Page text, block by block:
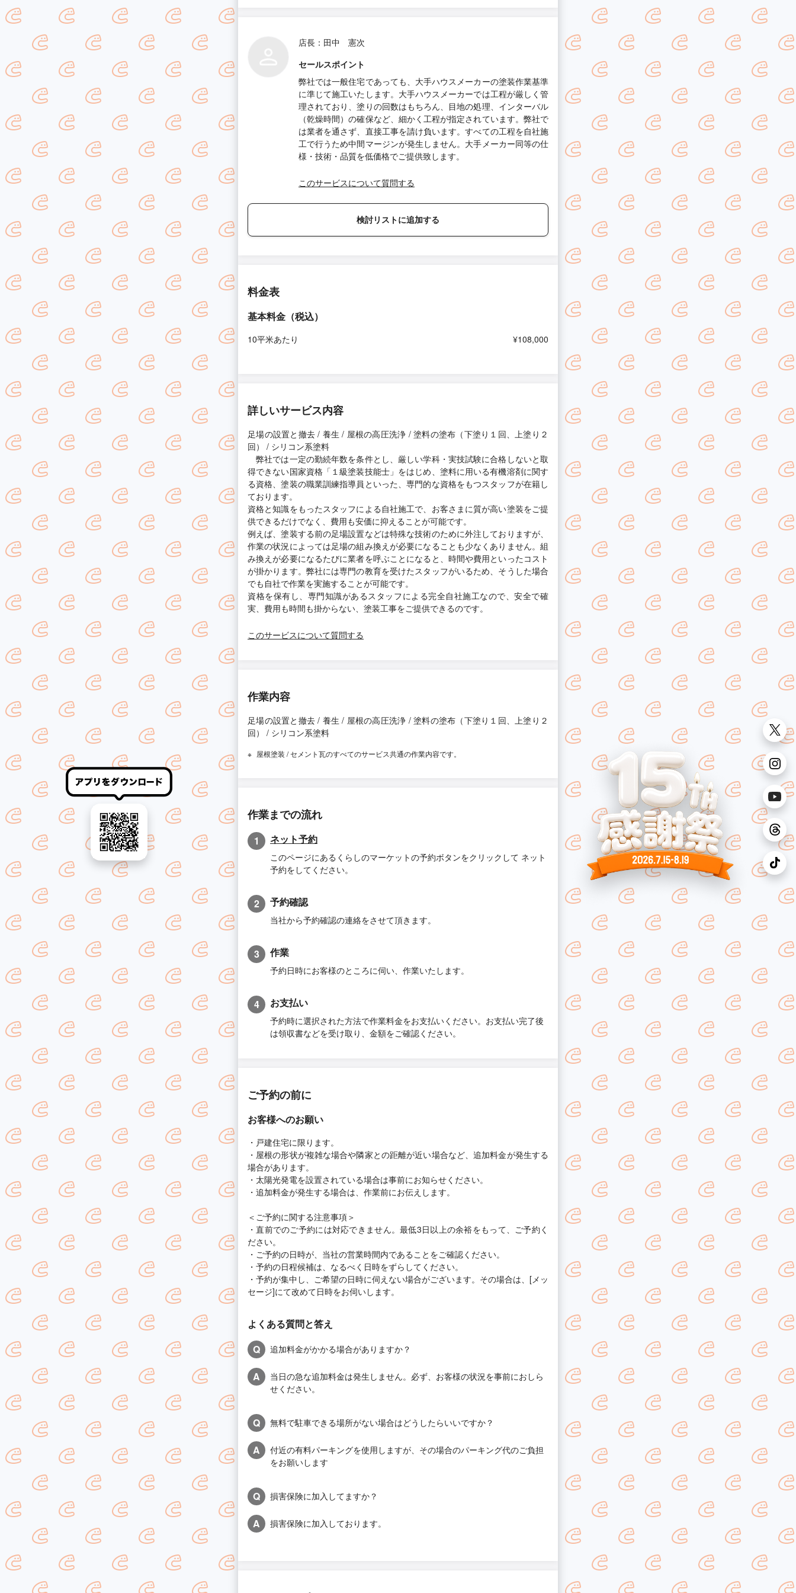
店長：田中 憲次
セールスポイント
弊社では一般住宅であっても、大手ハウスメーカーの塗装作業基準
に準じて施工いたします。大手ハウスメーカーでは工程が厳しく管
理されており、塗りの回数はもちろん、目地の処理、インターバル
（乾燥時間）の確保など、細かく工程が指定されています。弊社で
は業者を通さず、直接工事を請け負います。すべての工程を自社施
工で行うため中間マージンが発生しません。大手メーカー同等の仕
様・技術・品質を低価格でご提供致します。
このサービスについて質問する
検討リストに追加する
料金表
基本料金（税込）
10平米あたり ¥108,000
詳しいサービス内容
足場の設置と撤去 / 養生 / 屋根の高圧洗浄 / 塗料の塗布（下塗り１回、上塗り２
回） / シリコン系塗料
弊社では一定の勤続年数を条件とし、厳しい学科・実技試験に合格しないと取
得できない国家資格「１級塗装技能士」をはじめ、塗料に用いる有機溶剤に関す
る資格、塗装の職業訓練指導員といった、専門的な資格をもつスタッフが在籍し
ております。
資格と知識をもったスタッフによる自社施工で、お客さまに質が高い塗装をご提
供できるだけでなく、費用も安価に抑えることが可能です。
例えば、塗装する前の足場設置などは特殊な技術のために外注しておりますが、
作業の状況によっては足場の組み換えが必要になることも少なくありません。組
み換えが必要になるたびに業者を呼ぶことになると、時間や費用といったコスト
が掛かります。弊社には専門の教育を受けたスタッフがいるため、そうした場合
でも自社で作業を実施することが可能です。
資格を保有し、専門知識があるスタッフによる完全自社施工なので、安全で確
実、費用も時間も掛からない、塗装工事をご提供できるのです。
このサービスについて質問する
作業内容
足場の設置と撤去 / 養生 / 屋根の高圧洗浄 / 塗料の塗布（下塗り１回、上塗り２
回） / シリコン系塗料
屋根塗装 / セメント瓦のすべてのサービス共通の作業内容です。
作業までの流れ
1 ネット予約
このページにあるくらしのマーケットの予約ボタンをクリックして ネット
予約をしてください。
2 予約確認
当社から予約確認の連絡をさせて頂きます。
3 作業
予約日時にお客様のところに伺い、作業いたします。
4 お支払い
予約時に選択された方法で作業料金をお支払いください。お支払い完了後
は領収書などを受け取り、金額をご確認ください。
ご予約の前に
お客様へのお願い
・戸建住宅に限ります。
・屋根の形状が複雑な場合や隣家との距離が近い場合など、追加料金が発生する
場合があります。
・太陽光発電を設置されている場合は事前にお知らせください。
・追加料金が発生する場合は、作業前にお伝えします。
＜ご予約に関する注意事項＞
・直前でのご予約には対応できません。最低3日以上の余裕をもって、ご予約く
ださい。
・ご予約の日時が、当社の営業時間内であることをご確認ください。
・予約の日程候補は、なるべく日時をずらしてください。
・予約が集中し、ご希望の日時に伺えない場合がございます。その場合は、[メッ
セージ]にて改めて日時をお伺いします。
よくある質問と答え
Q
追加料金がかかる場合がありますか？
A
当日の急な追加料金は発生しません。必ず、お客様の状況を事前におしら
せください。
Q 無料で駐車できる場所がない場合はどうしたらいいですか？
A
付近の有料パーキングを使用しますが、その場合のパーキング代のご負担
をお願いします
Q 損害保険に加入してますか？
A 損害保険に加入しております。